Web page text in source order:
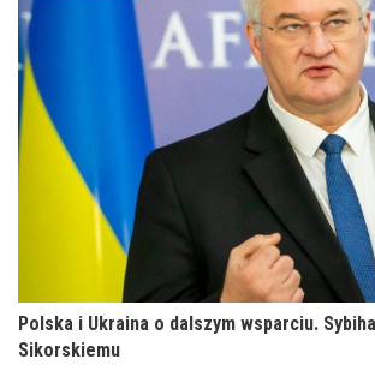
Polska i Ukraina o dalszym wsparciu.
Sikorskiemu